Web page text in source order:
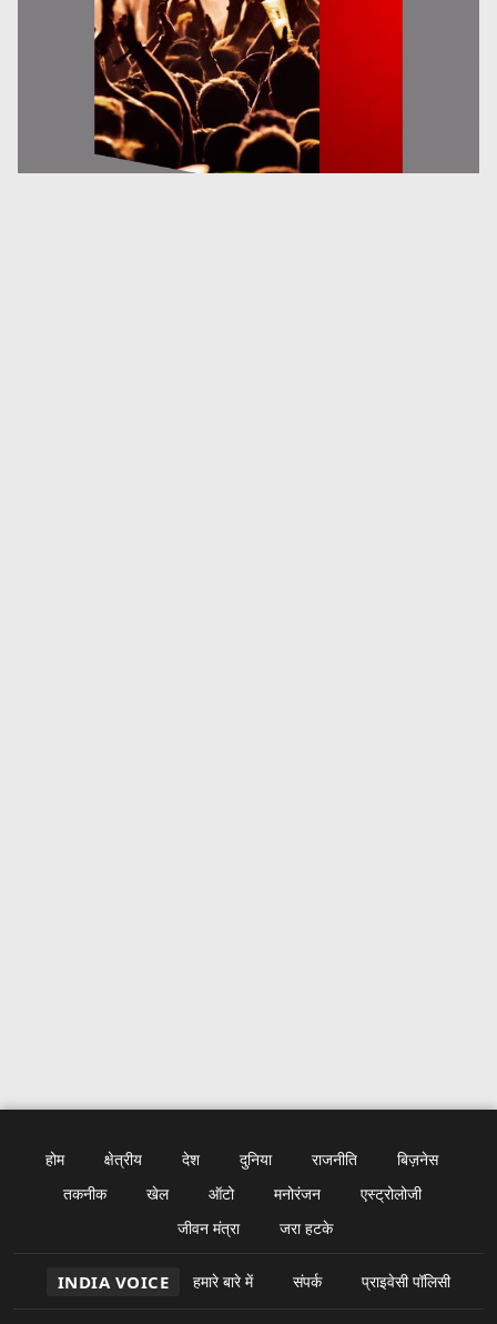
होम क्षेत्रीय देश दुनिया राजनीति
बिज़नेस
तकनीक
खेल ऑटो मनोरंजन
एस्ट्रोलोजी
जीवन मंत्रा
जरा हटके
INDIA VOICE हमारे बारे में संपर्क प्राइवेसी पॉलिसी